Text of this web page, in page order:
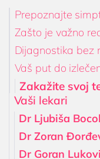
Prepoznajte
Zašto je važno
Dijagnostika bez
Vaš put do
Zakažite svoj
Vaši lekari
Dr Ljubiša
Dr Zoran
Dr Goran